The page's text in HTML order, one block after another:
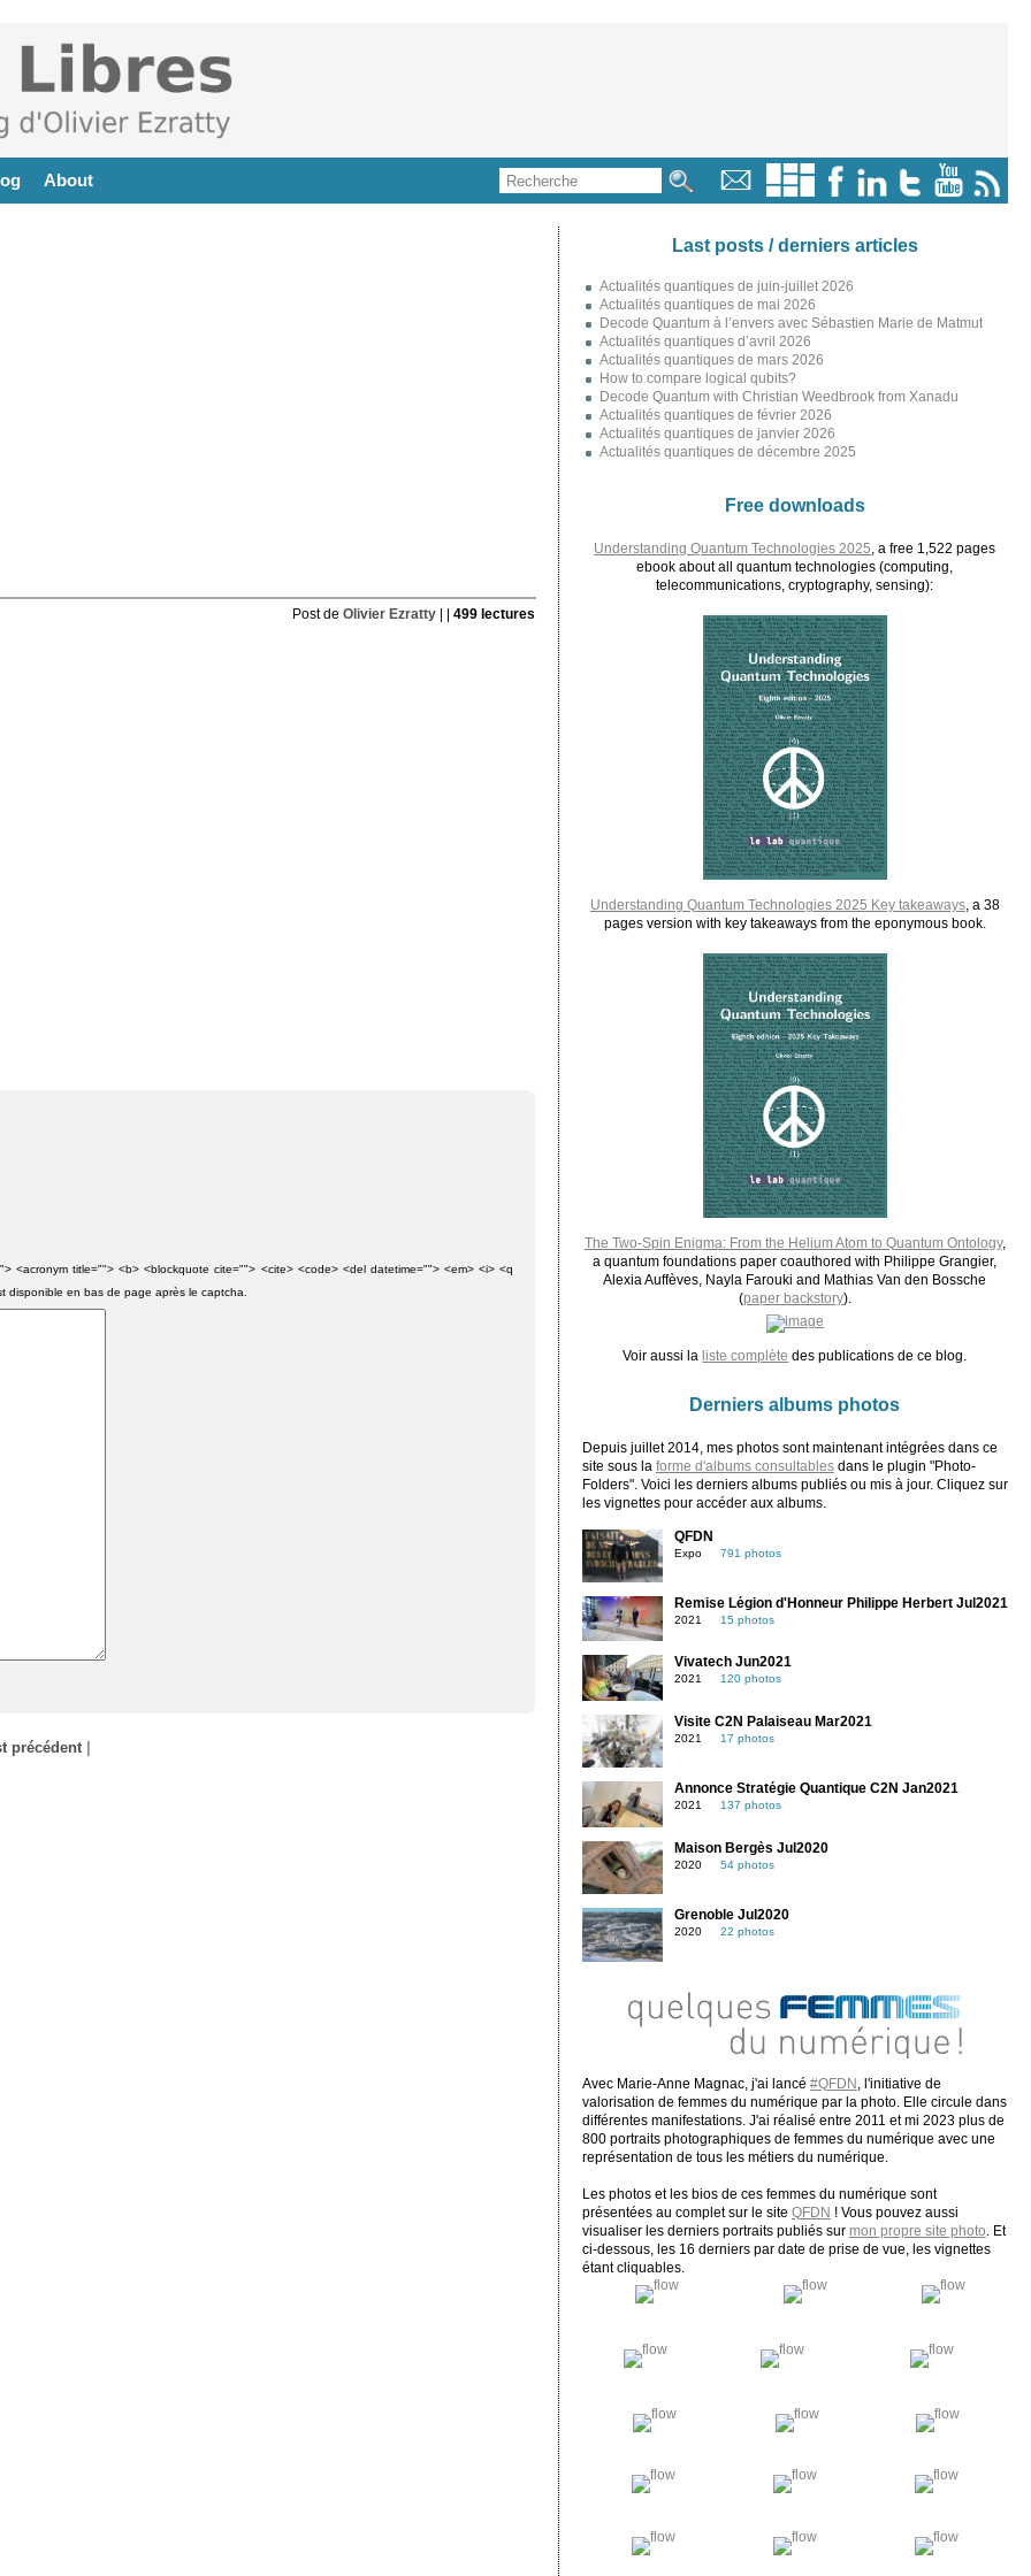
About
Post de Olivier Ezratty| | 499 lectures
<acronym title=""> <b> <blockquote cite=""> <cite> <code> <del datetime=""> <em> <i> <q
disponible en bas de page après le captcha.
précédent|
Last posts / derniers articles
Actualités quantiques de juin-juillet 2026
Actualités quantiques de mai 2026
Decode Quantum à l’envers avec Sébastien Marie de Matmut
Actualités quantiques d’avril 2026
Actualités quantiques de mars 2026
How to compare logical qubits?
Decode Quantum with Christian Weedbrook from Xanadu
Actualités quantiques de février 2026
Actualités quantiques de janvier 2026
Actualités quantiques de décembre 2025
Free downloads
Understanding Quantum Technologies 2025 , a free 1,522 pages
ebook about all quantum technologies (computing,
telecommunications, cryptography, sensing):
Understanding Quantum Technologies 2025 Key takeaways, a 38
pages version with key takeaways from the eponymous book.
The Two-Spin Enigma: From the Helium Atom to Quantum Ontology,
a quantum foundations paper coauthored with Philippe Grangier,
Alexia Auffèves, Nayla Farouki and Mathias Van den Bossche
(paper backstory).
Voir aussi la liste complète des publications de ce blog.
Derniers albums photos
Depuis juillet 2014, mes photos sont maintenant intégrées dans ce
site sous la forme d'albums consultablesdans le plugin "Photo-
Folders". Voici les derniers albums publiés ou mis à jour. Cliquez sur
les vignettes pour accéder aux albums.
QFDN
Expo 791 photos
Remise Légion d'Honneur Philippe Herbert Jul2021
2021 15 photos
Vivatech Jun2021
2021 120 photos
Visite C2N Palaiseau Mar2021
2021 17 photos
Annonce Stratégie Quantique C2N Jan2021
2021 137 photos
Maison Bergès Jul2020
2020 54 photos
Grenoble Jul2020
2020 22 photos
Avec Marie-Anne Magnac, j'ai lancé #QFDN
, l'initiative de
valorisation de femmes du numérique par la photo. Elle circule dans
différentes manifestations. J'ai réalisé entre 2011 et mi 2023 plus de
800 portraits photographiques de femmes du numérique avec une
représentation de tous les métiers du numérique.
Les photos et les bios de ces femmes du numérique sont
présentées au complet sur le site QFDN ! Vous pouvez aussi
visualiser les derniers portraits publiés sur mon propre site photo . Et
ci-dessous, les 16 derniers par date de prise de vue, les vignettes
étant cliquables.